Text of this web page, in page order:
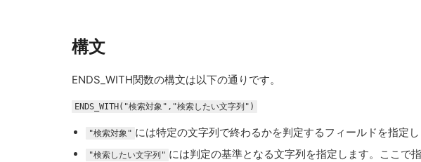
構文
ENDS_WITH関数の構文は以下の通りです。
ENDS_WITH("検索対象","検索したい文字列")
"検索対象" には特定の文字列で終わるかを判定するフィールドを指定し
"検索したい文字列" には判定の基準となる文字列を指定します。ここで